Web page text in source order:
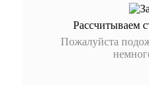
Рассчитываем
Пожалуйста